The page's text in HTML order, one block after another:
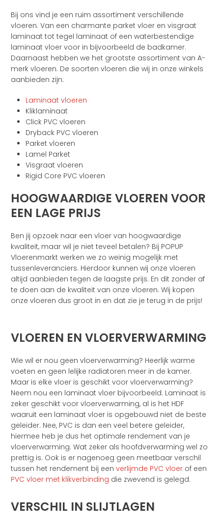
Bij ons vind je een ruim assortiment verschillende
vloeren. Van een charmante parket vloer en visgraat
laminaat tot tegel laminaat of een waterbestendige
laminaat vloer voor in bijvoorbeeld de badkamer.
Daarnaast hebben we het grootste assortiment van A-
merk vloeren. De soorten vloeren die wij in onze winkels
aanbieden zijn:
Laminaat vloeren
Kliklaminaat
Click PVC vloeren
Dryback PVC vloeren
Parket vloeren
Lamel Parket
Visgraat vloeren
Rigid Core PVC vloeren
HOOGWAARDIGE VLOEREN VOOR
EEN LAGE PRIJS
Ben jij opzoek naar een vloer van hoogwaardige
kwaliteit, maar wil je niet teveel betalen? Bij POPUP
Vloerenmarkt werken we zo weinig mogelijk met
tussenleveranciers. Hierdoor kunnen wij onze vloeren
altijd aanbieden tegen de laagste prijs. En dit zonder af
te doen aan de kwaliteit van onze vloeren. Wij kopen
onze vloeren dus groot in en dat zie je terug in de prijs!
VLOEREN EN VLOERVERWARMING
Wie wil er nou geen vloerverwarming? Heerlijk warme
voeten en geen lelijke radiatoren meer in de kamer.
Maar is elke vloer is geschikt voor vloerverwarming?
Neem nou een laminaat vloer bijvoorbeeld. Laminaat is
zeker geschikt voor vloerverwarming, al is het HDF
waaruit een laminaat vloer is opgebouwd niet de beste
geleider. Nee, PVC is dan een veel betere geleider,
hiermee heb je dus het optimale rendement van je
vloerverwarming. Wat zeker als hoofdverwarming wel zo
prettig is. Ook is er nagenoeg geen meetbaar verschil
tussen het rendement bij eenverlijmde PVC vloer of een
PVC vloer met klikverbinding die zwevend is gelegd.
VERSCHIL IN SLIJTLAGEN